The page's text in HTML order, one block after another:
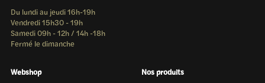
Du lundi au jeudi 16h-19h
Vendredi 15h30 - 19h
Samedi 09h - 12h / 14h -18h
Fermé le dimanche
Webshop Nos produits